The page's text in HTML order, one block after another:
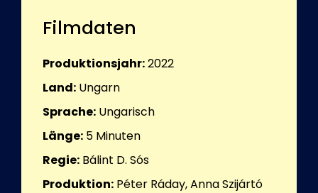
Filmdaten
Produktionsjahr:2022
Land: Ungarn
Sprache: Ungarisch
Länge: 5 Minuten
Regie: Bálint D. Sós
Produktion: Péter Ráday, Anna Szijártó